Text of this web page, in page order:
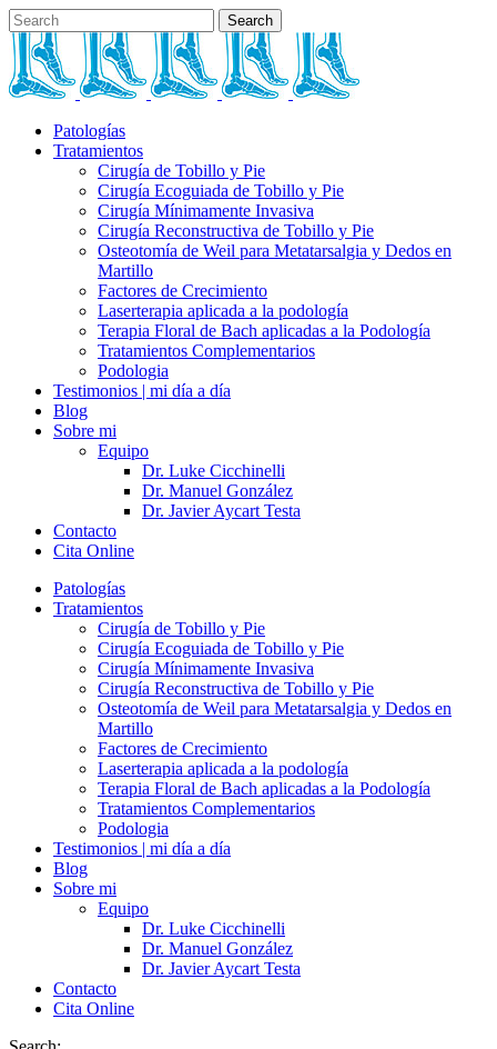
Patologías
Tratamientos
Cirugía de Tobillo y Pie
Cirugía Ecoguiada de Tobillo y Pie
Cirugía Mínimamente Invasiva
Cirugía Reconstructiva de Tobillo y Pie
Osteotomía de Weil para Metatarsalgia y Dedos en
Martillo
Factores de Crecimiento
Laserterapia aplicada a la podología
Terapia Floral de Bach aplicadas a la Podología
Tratamientos Complementarios
Podologia
Testimonios | mi día a día
Blog
Sobre mi
Equipo
Dr. Luke Cicchinelli
Dr. Manuel González
Dr. Javier Aycart Testa
Contacto
Cita Online
Patologías
Tratamientos
Cirugía de Tobillo y Pie
Cirugía Ecoguiada de Tobillo y Pie
Cirugía Mínimamente Invasiva
Cirugía Reconstructiva de Tobillo y Pie
Osteotomía de Weil para Metatarsalgia y Dedos en
Martillo
Factores de Crecimiento
Laserterapia aplicada a la podología
Terapia Floral de Bach aplicadas a la Podología
Tratamientos Complementarios
Podologia
Testimonios | mi día a día
Blog
Sobre mi
Equipo
Dr. Luke Cicchinelli
Dr. Manuel González
Dr. Javier Aycart Testa
Contacto
Cita Online